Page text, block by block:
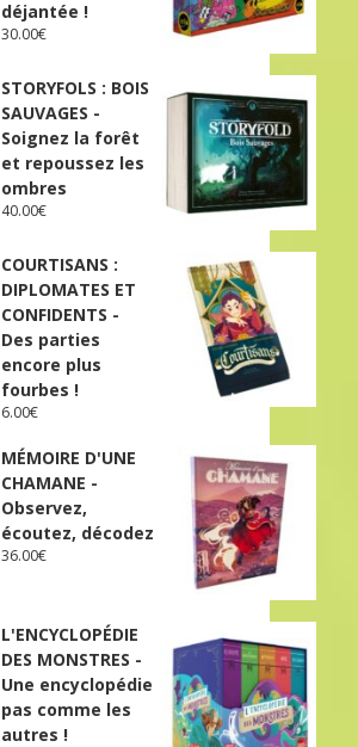
déjantée !
30.00€
STORYFOLS : BOIS
SAUVAGES -
Soignez la forêt
et repoussez les
ombres
40.00€
COURTISANS :
DIPLOMATES ET
CONFIDENTS -
Des parties
encore plus
fourbes !
6.00€
MÉMOIRE D'UNE
CHAMANE -
Observez,
écoutez, décodez
36.00€
L'ENCYCLOPÉDIE
DES MONSTRES -
Une encyclopédie
pas comme les
autres !